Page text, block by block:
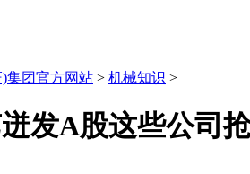
集团官方网站 > 机械知识 >
发A股这些公司